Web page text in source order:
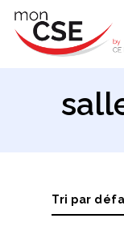
Skip
Tri par